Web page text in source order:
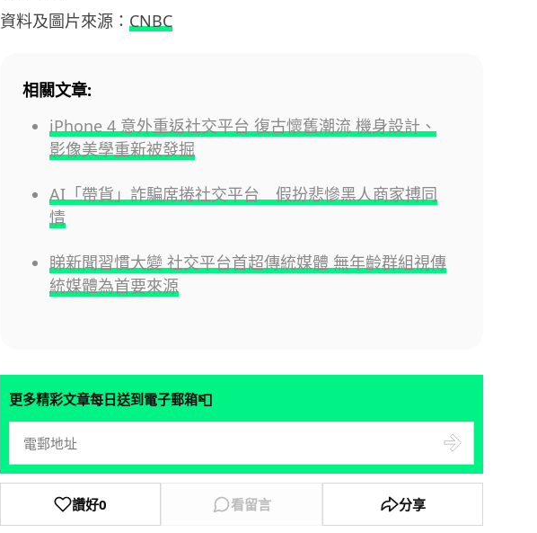
資料及圖片來源： CNBC
相關文章:
iPhone 4 意外重返社交平台 復古懷舊潮流 機身設計、
影像美學重新被發掘
AI「帶貨」詐騙席捲社交平台 假扮悲慘黑人商家搏同
情
睇新聞習慣大變 社交平台首超傳統媒體 無年齡群組視傳
統媒體為首要來源
更多精彩文章每日送到電子郵箱📮
讚好0 看留言 分享